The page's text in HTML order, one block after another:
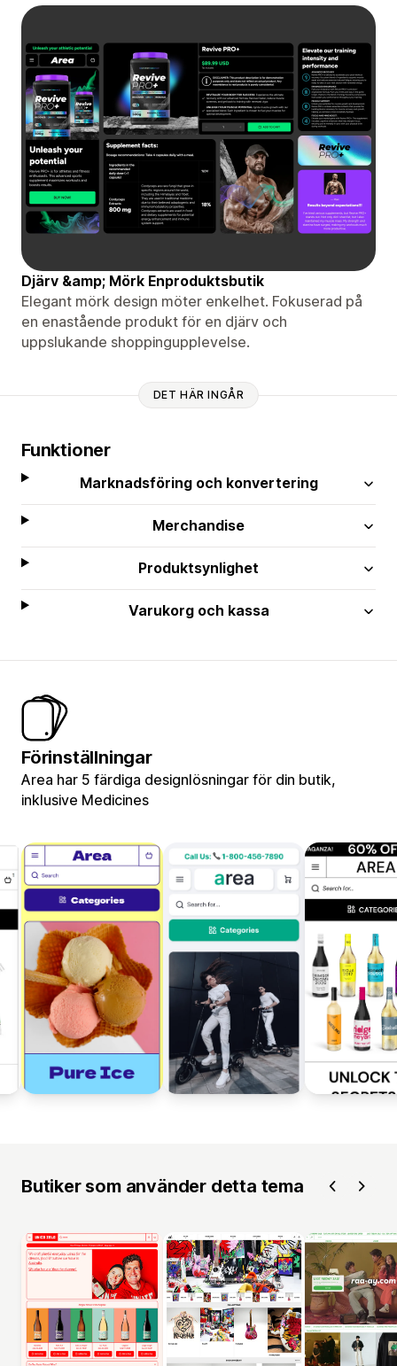
Djärv &amp; Mörk Enproduktsbutik
Elegant mörk design möter enkelhet. Fokuserad på
en enastående produkt för en djärv och
uppslukande shoppingupplevelse.
DET HÄR INGÅR
Funktioner
Marknadsföring och konvertering
Merchandise
Produktsynlighet
Varukorg och kassa
Förinställningar
Area har 5 färdiga designlösningar för din butik,
inklusive Medicines
Butiker som använder detta tema